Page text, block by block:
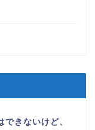
きないけど、